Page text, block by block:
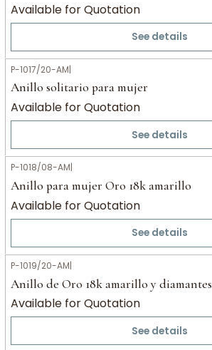
Available for Quotation
See details
P-1017/20-AM|
Anillo solitario para mujer
Available for Quotation
See details
P-1018/08-AM|
Anillo para mujer Oro 18k amarillo
Available for Quotation
See details
P-1019/20-AM|
Anillo de Oro 18k amarillo y diamantes
Available for Quotation
See details